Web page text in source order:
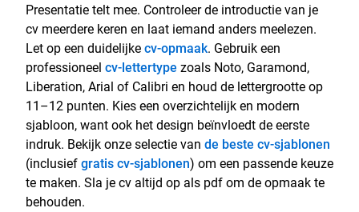
Presentatie telt mee. Controleer de introductie van je
cv meerdere keren en laat iemand anders meelezen.
Let op een duidelijkecv-opmaak. Gebruik een
professioneel cv-lettertype zoals Noto, Garamond,
Liberation, Arial of Calibri en houd de lettergrootte op
11–12 punten. Kies een overzichtelijk en modern
sjabloon, want ook het design beïnvloedt de eerste
indruk. Bekijk onze selectie van de beste cv-sjablonen
(inclusiefgratis cv-sjablonen) om een passende keuze
te maken. Sla je cv altijd op als pdf om de opmaak te
behouden.